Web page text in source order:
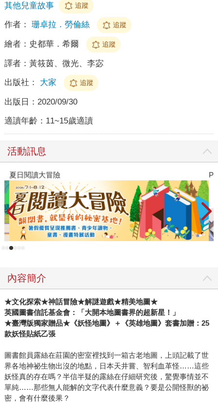
其他兒童故事
追蹤
作者： 珊卓拉．勞倫絲 追蹤
繪者： 史都華．希爾 追蹤
譯者： 黃筱茵、微光、李宓
出版社： 大家 追蹤
出版日： 2020/09/30
適讀年齡： 11~15歲適讀
活動訊息
夏日閱讀大冒險
內容簡介
★文化探索★神話冒險★解謎遊戲★精美地圖★
英國圖書信託基金會：「大開本地圖書界的超新星！」
★臺灣版獨家贈品★《妖怪地圖》＋《英雄地圖》套書加贈：25
款妖怪貼紙乙張
圖書館員露絲在莊園的密室裡找到一箱古老地圖，上頭記載了世
界各地神祕生物出沒的地點，日本天井嘗、智利血革怪……這些
妖怪真的存在嗎？半信半疑的露絲在仔細研究後，驚覺事情並不
單純……那些無人能解的文字代表什麼意義？要是公開怪獸的祕
密，會有什麼後果？